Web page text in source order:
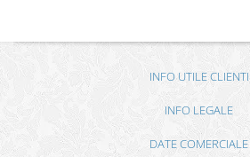
INFO UTILE CLIENTI
INFO LEGALE
DATE COMERCIALE